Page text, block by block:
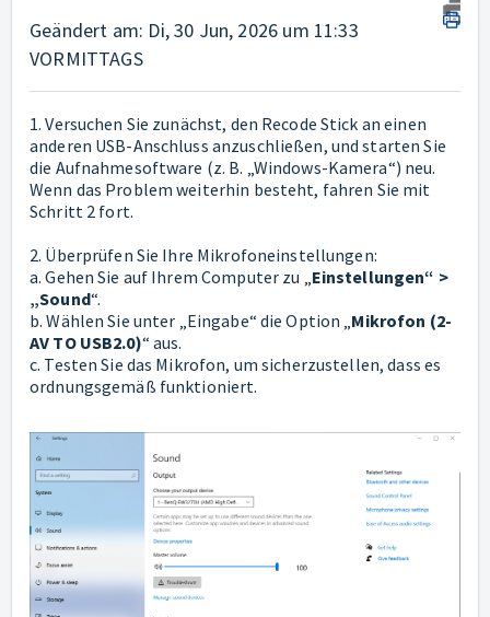
Geändert am: Di, 30 Jun, 2026 um 11:33
VORMITTAGS
1. Versuchen Sie zunächst, den Recode Stick an einen
anderen USB-Anschluss anzuschließen, und starten Sie
die Aufnahmesoftware (z. B. „Windows-Kamera“) neu.
Wenn das Problem weiterhin besteht, fahren Sie mit
Schritt 2 fort.
2. Überprüfen Sie Ihre Mikrofoneinstellungen:
a. Gehen Sie auf Ihrem Computer zu „Einstellungen“ >
„Sound“.
b. Wählen Sie unter „Eingabe“ die Option „Mikrofon (2-
AV TO USB2.0)“ aus.
c. Testen Sie das Mikrofon, um sicherzustellen, dass es
ordnungsgemäß funktioniert.